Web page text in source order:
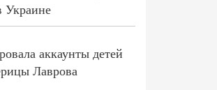
Украине
аккаунты детей
Лаврова